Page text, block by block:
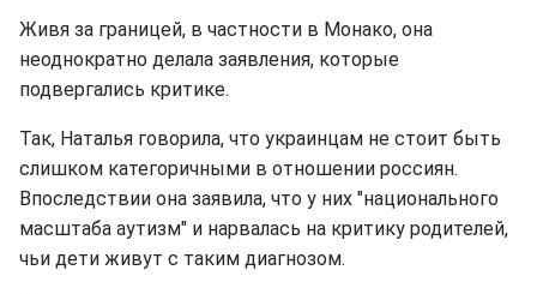
Живя за границей, в частности в Монако, она
неоднократно делала заявления, которые
подвергались критике.
Так, Наталья говорила, что украинцам не стоит быть
слишком категоричными в отношении россиян.
Впоследствии она заявила, что у них "национального
масштаба аутизм" и нарвалась на критику родителей,
чьи дети живут с таким диагнозом.